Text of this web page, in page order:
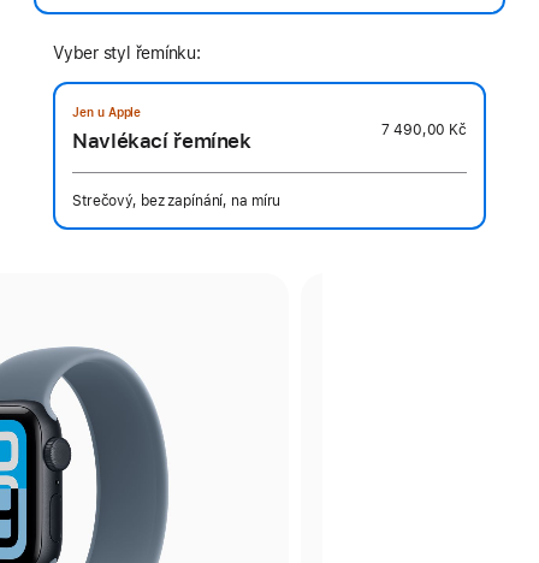
Vyber styl řemínku:
Jen u Apple
Navlékací řemínek 7 490,00 Kč
Strečový, bez zapínání, na míru